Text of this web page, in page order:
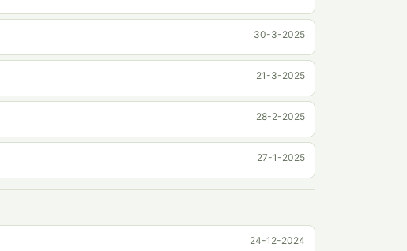
30-3-2025
21-3-2025
28-2-2025
27-1-2025
24-12-2024